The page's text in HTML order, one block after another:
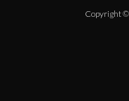
Copyright